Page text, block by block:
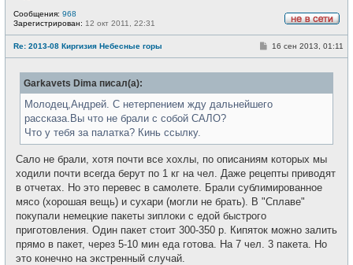
в
с
Сообщения: 968
Зарегистрирован: 12 окт 2011, 22:31
Re: 2013-08 Киргизия Небесные горы
С
б
е
н
16 сен 2013, 01:11
Garkavets Dima писал(а):
Молодец,Андрей. С нетерпением жду дальнейшего
рассказа.Вы что не брали с собой САЛО?
Что у тебя за палатка? Кинь ссылку.
Сало не брали, хотя почти все хохлы, по описаниям которых мы
ходили почти всегда берут по 1 кг на чел. Даже рецепты приводят
в отчетах. Но это перевес в самолете. Брали сублимированное
мясо (хорошая вещь) и сухари (могли не брать). В "Сплаве"
покупали немецкие пакеты зиплоки с едой быстрого
приготовления. Один пакет стоит 300-350 р. Кипяток можно залить
прямо в пакет, через 5-10 мин еда готова. На 7 чел. 3 пакета. Но
это конечно на экстренный случай.